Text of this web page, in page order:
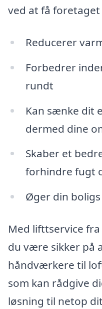
ved at få
Reducerer
Forbedrer
rundt
Kan sænke dit
dermed dine
Skaber et
forhindre fugt
Øger din
Med lifttservice
du være sikker på
håndværkere til
som kan rådgive
løsning til netop